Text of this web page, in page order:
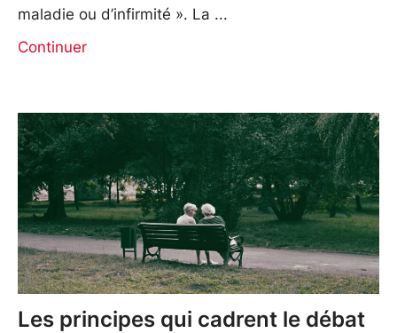
maladie ou d’infirmité ». La
Continuer
Les principes qui cadrent le débat